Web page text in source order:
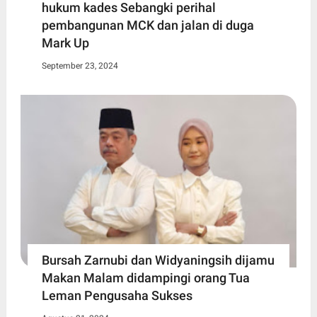
hukum kades Sebangki perihal
pembangunan MCK dan jalan di duga
Mark Up
September 23, 2024
Bursah Zarnubi dan Widyaningsih dijamu
Makan Malam didampingi orang Tua
Leman Pengusaha Sukses